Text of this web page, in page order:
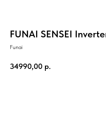
FUNAI SENSEI
Funai
34990,00 р.